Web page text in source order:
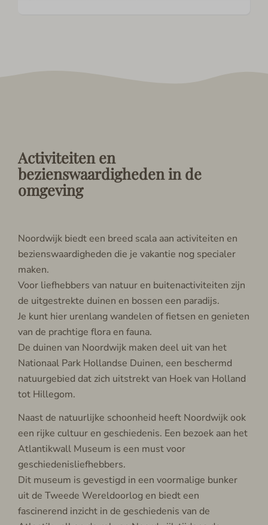
Activiteiten en
bezienswaardigheden in de
omgeving
Noordwijk biedt een breed scala aan activiteiten en
bezienswaardigheden die je vakantie nog specialer
maken.
Voor liefhebbers van natuur en buitenactiviteiten zijn
de uitgestrekte duinen en bossen een paradijs.
Je kunt hier urenlang wandelen of fietsen en genieten
van de prachtige flora en fauna.
De duinen van Noordwijk maken deel uit van het
Nationaal Park Hollandse Duinen, een beschermd
natuurgebied dat zich uitstrekt van Hoek van Holland
tot Hillegom.
Naast de natuurlijke schoonheid heeft Noordwijk ook
een rijke cultuur en geschiedenis. Een bezoek aan het
Atlantikwall Museum is een must voor
geschiedenisliefhebbers.
Dit museum is gevestigd in een voormalige bunker
uit de Tweede Wereldoorlog en biedt een
fascinerend inzicht in de geschiedenis van de